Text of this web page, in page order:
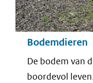
Bodemdieren
De bodem van
boordevol